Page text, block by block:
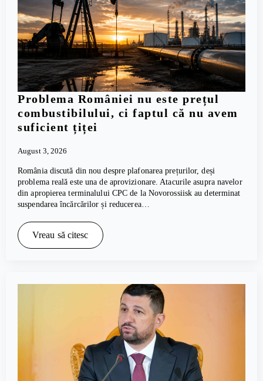
Problema României nu este prețul
combustibilului, ci faptul că nu avem
suficient țiței
August 3, 2026
România discută din nou despre plafonarea prețurilor, deși
problema reală este una de aprovizionare. Atacurile asupra navelor
din apropierea terminalului CPC de la Novorossiisk au determinat
suspendarea încărcărilor și reducerea…
Vreau să citesc